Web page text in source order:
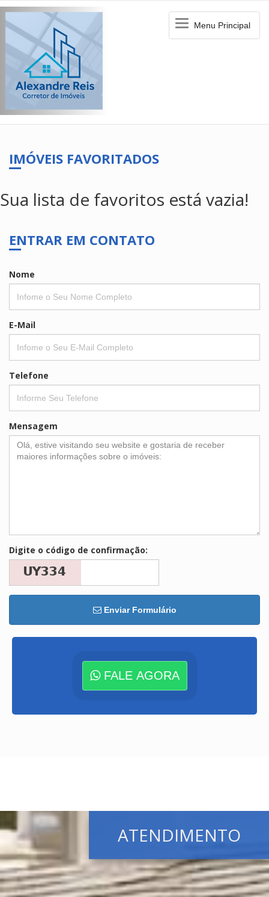
MenuMenu Principal
IMÓVEIS FAVORITADOS
Sua lista de favoritos está vazia!
ENTRAR EM CONTATO
Nome
E-Mail
Telefone
Mensagem
Digite o código de confirmação:
Enviar Formulário
FALE AGORA
ATENDIMENTO